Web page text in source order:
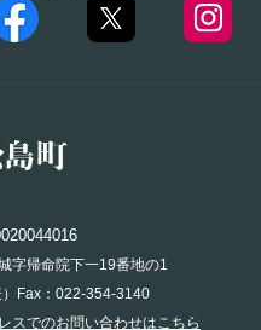
字帰命院下一19番地の1
Fax：022-354-3140
スでのお問い合わせはこちら